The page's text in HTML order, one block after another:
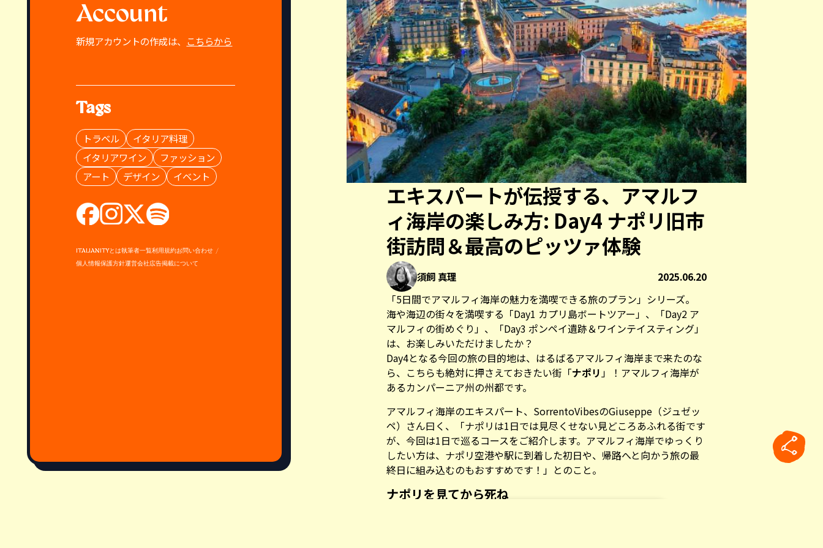
Account
新規アカウントの作成は、 こちらから
Tags
トラベル
イタリア料理
イタリアワイン
ファッション
アート
デザイン イベント
ITALIANITYとは執筆者一覧利用規約お問い合わせ
個人情報保護方針運営会社広告掲載について
エキスパートが伝授する、アマルフ
ィ海岸の楽しみ方: Day4 ナポリ旧市
街訪問＆最高のピッツァ体験
須飼 真理 2025.06.20
「5日間でアマルフィ海岸の魅力を満喫できる旅のプラン」シリーズ。
海や海辺の街々を満喫する「Day1 カプリ島ボートツアー」、「Day2 ア
マルフィの街めぐり」、「Day3 ポンペイ遺跡＆ワインテイスティング」
は、お楽しみいただけましたか？
Day4となる今回の旅の目的地は、はるばるアマルフィ海岸まで来たのな
ら、こちらも絶対に押さえておきたい街「ナポリ」！アマルフィ海岸が
あるカンパーニア州の州都です。
アマルフィ海岸のエキスパート、 SorrentoVibesのGiuseppe（ジュゼッ
ペ）さん曰く、「ナポリは1日では見尽くせない見どころあふれる街です
が、今回は1日で巡るコースをご紹介します。アマルフィ海岸でゆっくり
したい方は、ナポリ空港や駅に到着した初日や、帰路へと向かう旅の最
終日に組み込むのもおすすめです！」とのこと。
ナポリを見てから死ね